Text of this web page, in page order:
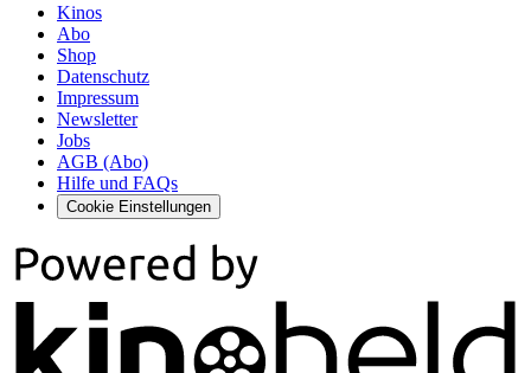
Kinos
Abo
Shop
Datenschutz
Impressum
Newsletter
Jobs
AGB (Abo)
Hilfe und FAQs
Cookie Einstellungen